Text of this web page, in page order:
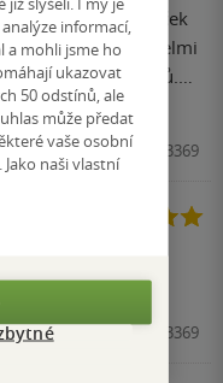
konec...i pár slziček
vampires jsem si velmi
pouze třináct dílů.
doplňující novely,
Začátek knhy
myslím, že zbytek to
opět čtivá a nabitá
2016, 9788073983369
nápadité. Super čtení.
2016, 9788073983369
informací,
a mohli jsme ho
ukazovat
50 odstínů, ale
může předat
vaše osobní
naši vlastní